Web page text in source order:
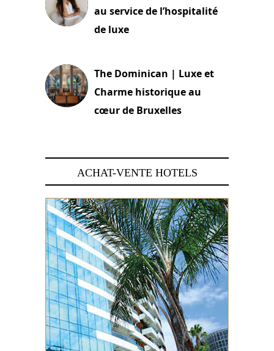
au service de l’hospitalité
de luxe
The Dominican | Luxe et
Charme historique au
cœur de Bruxelles
ACHAT-VENTE HOTELS